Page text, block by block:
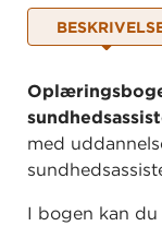
med
I bogen kan